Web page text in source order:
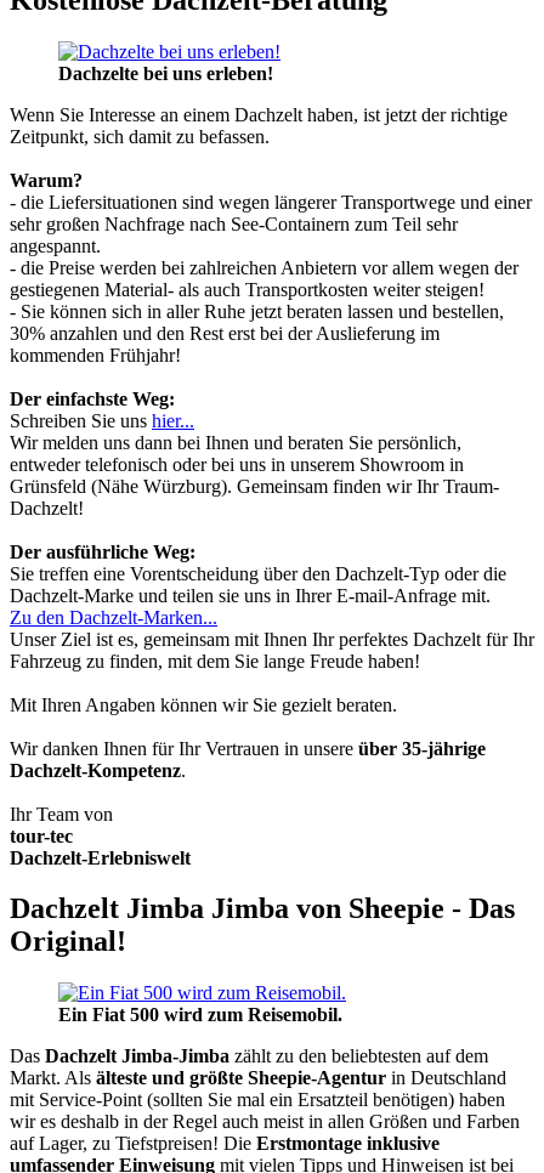
Dachzelte bei uns erleben!
Wenn Sie Interesse an einem Dachzelt haben, ist jetzt der richtige
Zeitpunkt, sich damit zu befassen.
Warum?
- die Liefersituationen sind wegen längerer Transportwege und einer
sehr großen Nachfrage nach See-Containern zum Teil sehr
angespannt.
- die Preise werden bei zahlreichen Anbietern vor allem wegen der
gestiegenen Material- als auch Transportkosten weiter steigen!
- Sie können sich in aller Ruhe jetzt beraten lassen und bestellen,
30% anzahlen und den Rest erst bei der Auslieferung im
kommenden Frühjahr!
Der einfachste Weg:
Schreiben Sie uns hier...
Wir melden uns dann bei Ihnen und beraten Sie persönlich,
entweder telefonisch oder bei uns in unserem Showroom in
Grünsfeld (Nähe Würzburg). Gemeinsam finden wir Ihr Traum-
Dachzelt!
Der ausführliche Weg:
Sie treffen eine Vorentscheidung über den Dachzelt-Typ oder die
Dachzelt-Marke und teilen sie uns in Ihrer E-mail-Anfrage mit.
Zu den Dachzelt-Marken...
Unser Ziel ist es, gemeinsam mit Ihnen Ihr perfektes Dachzelt für Ihr
Fahrzeug zu finden, mit dem Sie lange Freude haben!
Mit Ihren Angaben können wir Sie gezielt beraten.
Wir danken Ihnen für Ihr Vertrauen in unsere über 35-jährige
Dachzelt-Kompetenz.
Ihr Team von
tour-tec
Dachzelt-Erlebniswelt
Dachzelt Jimba Jimba von Sheepie - Das
Original!
Ein Fiat 500 wird zum Reisemobil.
Das Dachzelt Jimba-Jimba zählt zu den beliebtesten auf dem
Markt. Als älteste und größte Sheepie-Agentur in Deutschland
mit Service-Point (sollten Sie mal ein Ersatzteil benötigen) haben
wir es deshalb in der Regel auch meist in allen Größen und Farben
auf Lager, zu Tiefstpreisen! Die Erstmontage inklusive
umfassender Einweisung mit vielen Tipps und Hinweisen ist bei